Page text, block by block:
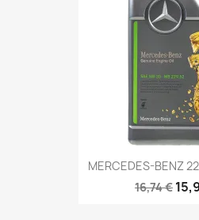
MERCEDES-BENZ
16,74 €